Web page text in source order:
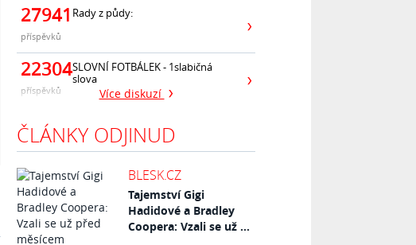
27941
příspěvků
Rady z půdy:
22304
příspěvků
SLOVNÍ FOTBÁLEK - 1slabičná
slova
Více diskuzí
ČLÁNKY ODJINUD
BLESK.CZ
Tajemství Gigi
Hadidové a Bradley
Coopera: Vzali se už ...